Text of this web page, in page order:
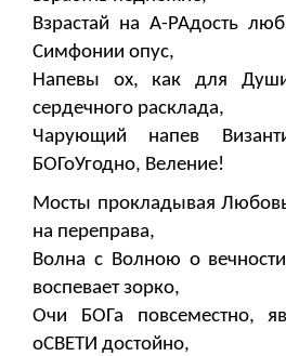
Взрастай на А-РАдость
Симфонии опус,
Напевы ох, как для
сердечного расклада,
Чарующий напев
БОГоУгодно, Веление!
Мосты прокладывая
на переправа,
Волна с Волною о
воспевает зорко,
Очи БОГа повсеместно,
оСВЕТИ достойно,